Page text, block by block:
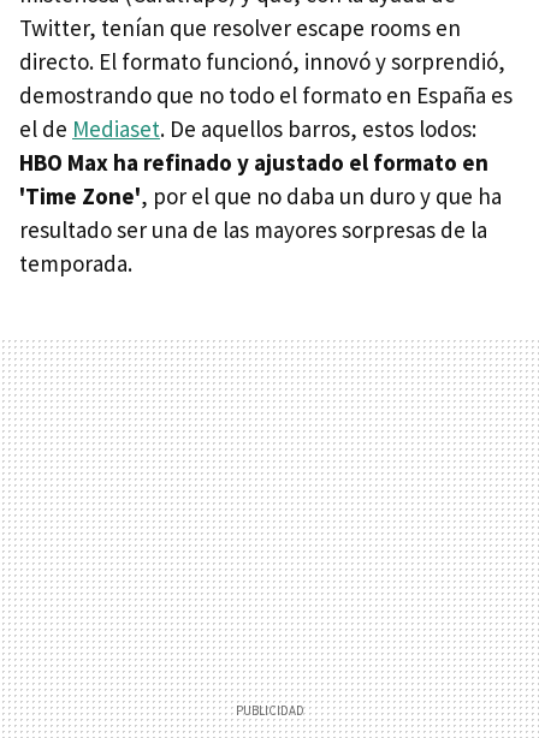
Twitter, tenían que resolver escape rooms en
directo. El formato funcionó, innovó y sorprendió,
demostrando que no todo el formato en España es
el de Mediaset. De aquellos barros, estos lodos:
HBO Max ha refinado y ajustado el formato en
'Time Zone', por el que no daba un duro y que ha
resultado ser una de las mayores sorpresas de la
temporada.